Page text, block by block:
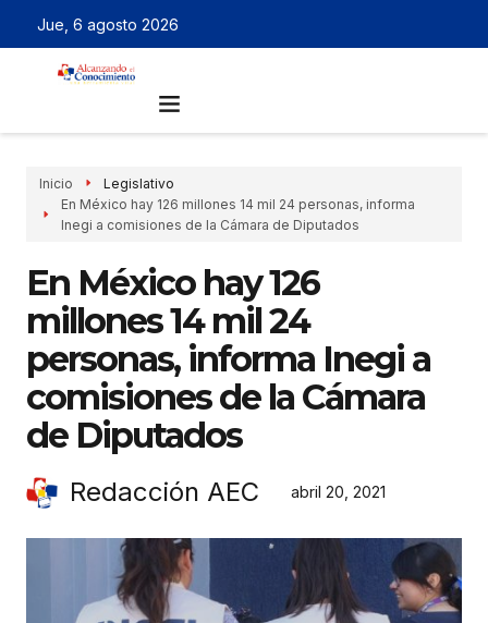
Jue, 6 agosto 2026
Inicio
Legislativo
En México hay 126 millones 14 mil 24 personas, informa
Inegi a comisiones de la Cámara de Diputados
En México hay 126
millones 14 mil 24
personas, informa Inegi a
comisiones de la Cámara
de Diputados
Redacción AEC abril 20, 2021